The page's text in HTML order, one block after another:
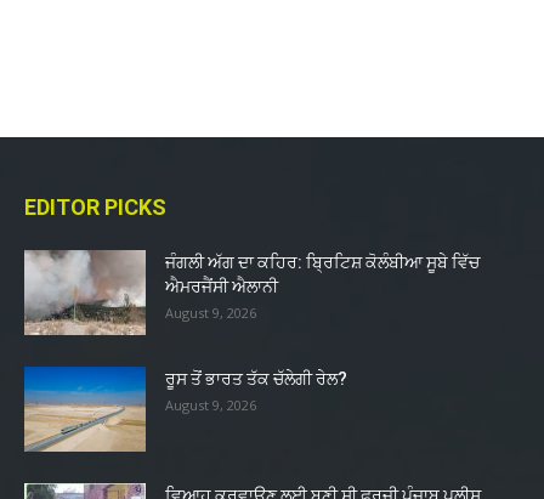
EDITOR PICKS
ਜੰਗਲੀ ਅੱਗ ਦਾ ਕਹਿਰ: ਬ੍ਰਿਟਿਸ਼ ਕੋਲੰਬੀਆ ਸੂਬੇ ਵਿੱਚ
ਐਮਰਜੈਂਸੀ ਐਲਾਨੀ
August 9, 2026
ਰੂਸ ਤੋਂ ਭਾਰਤ ਤੱਕ ਚੱਲੇਗੀ ਰੇਲ?
August 9, 2026
ਵਿਆਹ ਕਰਵਾਉਣ ਲਈ ਬਣੀ ਸੀ ਫ਼ਰਜ਼ੀ ਪੰਜਾਬ ਪੁਲੀਸ